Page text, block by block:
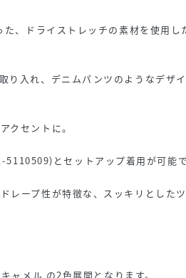
、ドライストレッチの素材を使用し
り入れ、デニムパンツのようなデザ
クセントに。
とセットアップ着用が可能で
レープ性が特徴な、スッキリとした
メル の2色展開となります。